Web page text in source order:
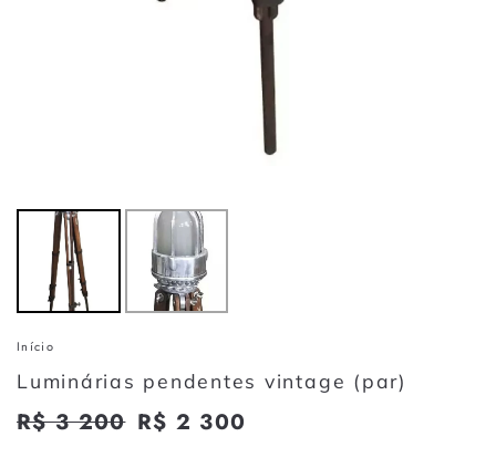
Início
Luminárias pendentes vintage (par)
Preço
normal
R$ 3 200R$
Preço
promocional
R$ 2 300